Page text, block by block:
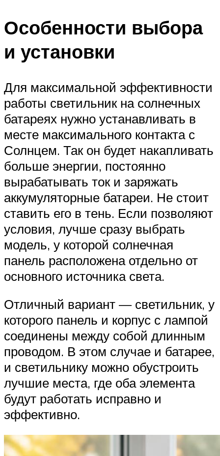
Особенности выбора
и установки
Для максимальной эффективности
работы светильник на солнечных
батареях нужно устанавливать в
месте максимального контакта с
Солнцем. Так он будет накапливать
больше энергии, постоянно
вырабатывать ток и заряжать
аккумуляторные батареи. Не стоит
ставить его в тень. Если позволяют
условия, лучше сразу выбрать
модель, у которой солнечная
панель расположена отдельно от
основного источника света.
Отличный вариант — светильник, у
которого панель и корпус с лампой
соединены между собой длинным
проводом. В этом случае и батарее,
и светильнику можно обустроить
лучшие места, где оба элемента
будут работать исправно и
эффективно.